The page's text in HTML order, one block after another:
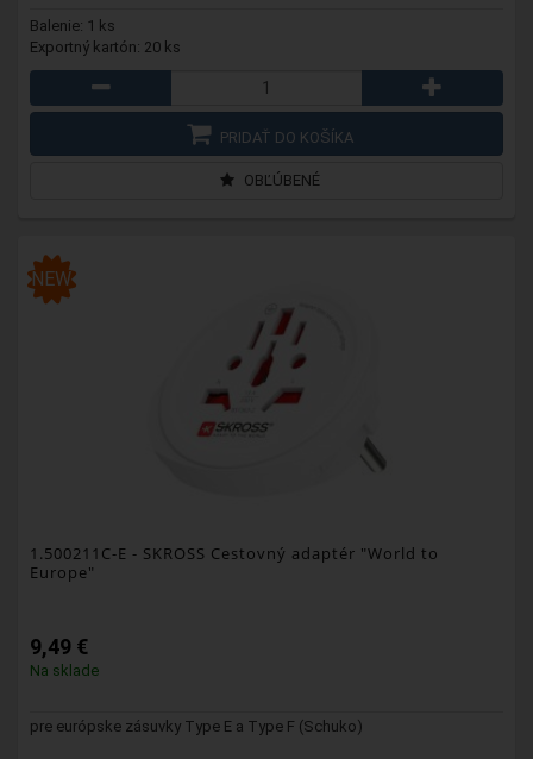
Balenie: 1 ks
Exportný kartón: 20 ks
PRIDAŤ DO KOŠÍKA
OBĽÚBENÉ
NEW
1.500211C-E - SKROSS Cestovný adaptér "World to
Europe"
9,49 €
Na sklade
pre európske zásuvky Type E a Type F (Schuko)